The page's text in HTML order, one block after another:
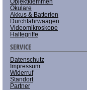
Okulare
Akkus & Batterien
Durchfahrwaagen
Videomikroskope
Haltegriffe
SERVICE
Datenschutz
Impressum
Widerruf
Standort
Partner